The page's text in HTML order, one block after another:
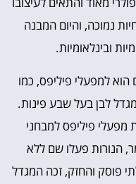
נמוכה, והיום המבנה
ובינלאומיות.
הוא למפעלי פיליפס, כמו
לבן בעל שבע פינות.
מפעלי פיליפס למבחני
הנורות פעלו שם ללא
פוסק והחזק, זכה המגדל